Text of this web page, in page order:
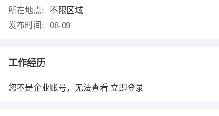
所在地点:
不限区域
发布时间:
08-09
工作经历
您不是企业账号，无法查看 立即登录